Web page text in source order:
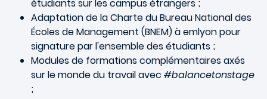
étudiants sur les campus étrangers ;
Adaptation de la Charte du Bureau National des
Écoles de Management (BNEM) à emlyon pour
signature par l'ensemble des étudiants ;
Modules de formations complémentaires axés
sur le monde du travail avec #balancetonstage
;